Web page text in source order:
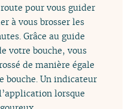
pour vous guider
à vous brosser les
Grâce au guide
votre bouche, vous
de manière égale
bouche. Un indicateur
lorsque